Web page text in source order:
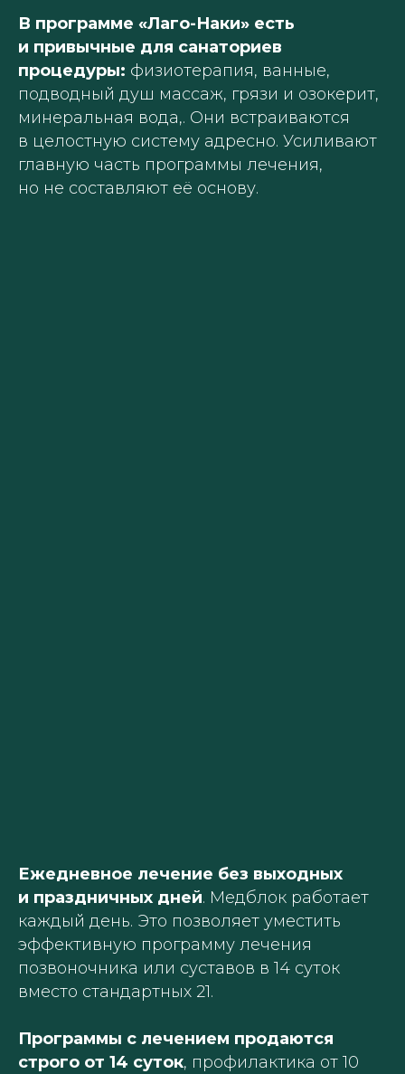
В программе «Лаго-Наки» есть
и привычные для санаториев
процедуры: физиотерапия, ванные,
подводный душ массаж, грязи и озокерит,
минеральная вода,. Они встраиваются
в целостную систему адресно. Усиливают
главную часть программы лечения,
но не составляют её основу.
Ежедневное лечение без выходных
и праздничных дней. Медблок работает
каждый день. Это позволяет уместить
эффективную программу лечения
позвоночника или суставов в 14 суток
вместо стандартных 21.
Программы с лечением продаются
строго от 14 суток, профилактика от 10